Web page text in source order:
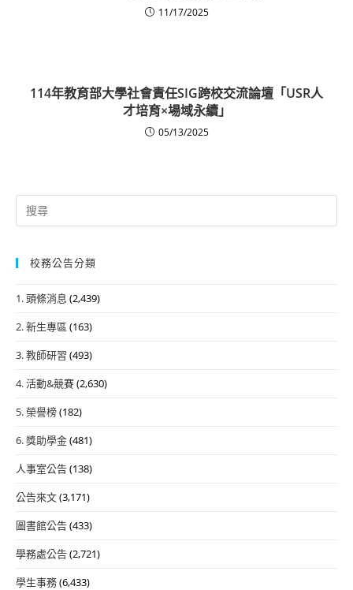
11/17/2025
114年教育部大學社會責任SIG跨校交流論壇「USR人
才培育×場域永續」
05/13/2025
Search
for:
校務公告分類
1. 頭條消息 (2,439)
2. 新生專區 (163)
3. 教師研習 (493)
4. 活動&競賽(2,630)
5. 榮譽榜(182)
6. 獎助學金(481)
人事室公告(138)
公告來文(3,171)
圖書館公告(433)
學務處公告(2,721)
學生事務(6,433)